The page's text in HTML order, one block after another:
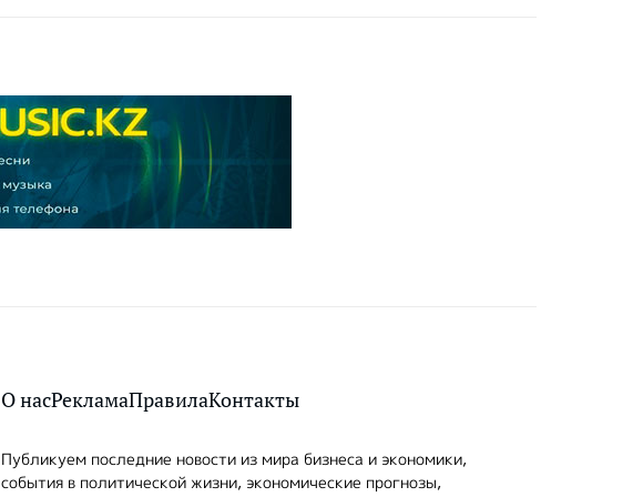
О насРекламаПравилаКонтакты
Публикуем последние новости из мира бизнеса и экономики,
события в политической жизни, экономические прогнозы,